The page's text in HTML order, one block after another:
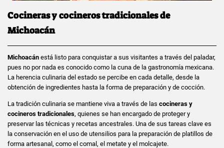
Cocineras y cocineros tradicionales de
Michoacán
Michoacán está listo para conquistar a sus visitantes a través del paladar,
pues no por nada es conocido como la cuna de la gastronomía mexicana.
La herencia culinaria del estado se percibe en cada detalle, desde la
obtención de ingredientes hasta la forma de preparación y de cocción.
La tradición culinaria se mantiene viva a través de las cocineras y
cocineros tradicionales, quienes se han encargado de proteger y
preservar las técnicas y recetas ancestrales. Una de sus tareas clave es
la conservación en el uso de utensilios para la preparación de platillos de
forma artesanal, como el comal, el metate y el molcajete.